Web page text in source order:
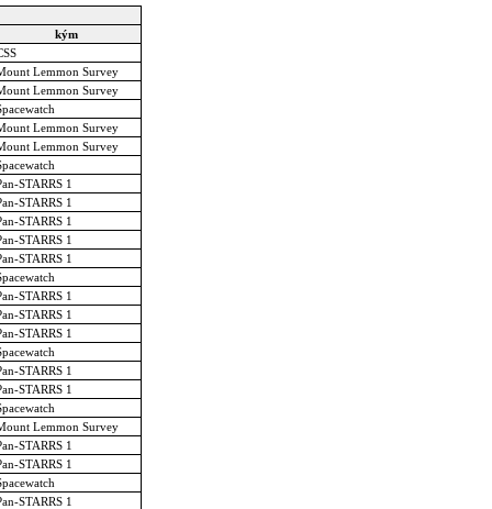
kým
Lemmon Survey
Lemmon Survey
Lemmon Survey
Lemmon Survey
STARRS 1
STARRS 1
STARRS 1
STARRS 1
STARRS 1
STARRS 1
STARRS 1
STARRS 1
STARRS 1
STARRS 1
Lemmon Survey
STARRS 1
STARRS 1
STARRS 1